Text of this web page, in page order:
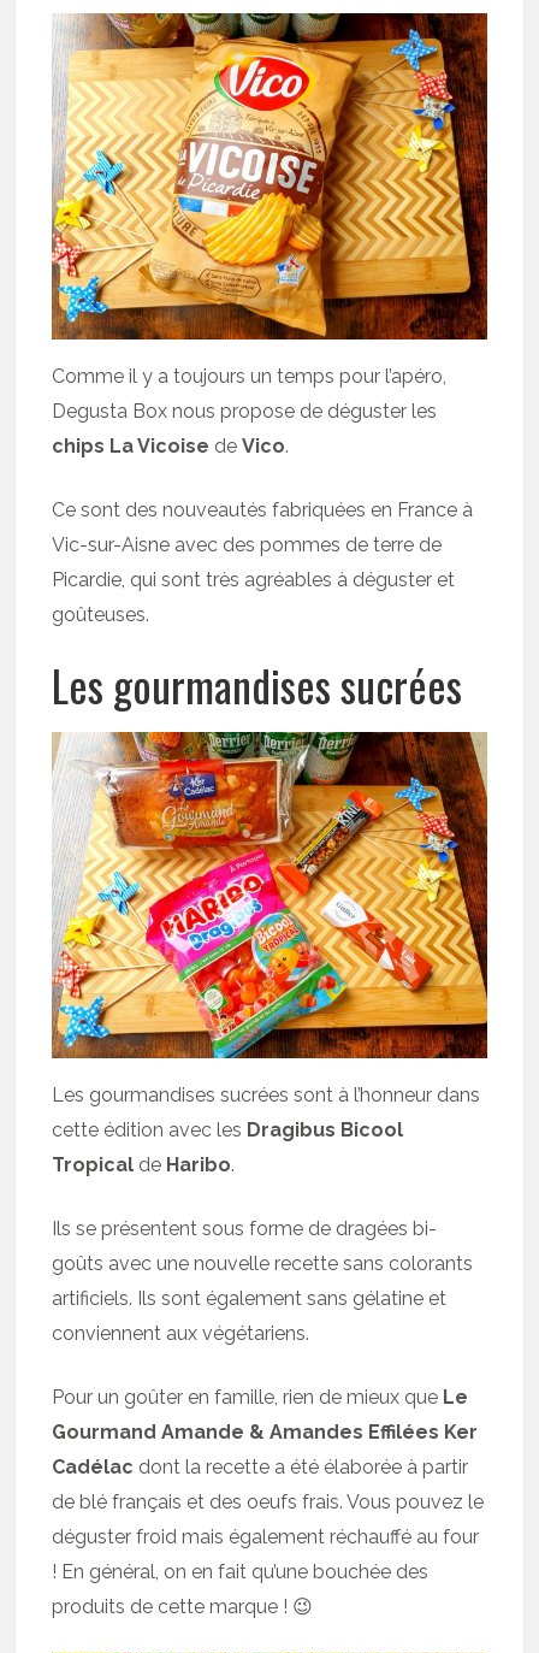
Comme il y a toujours un temps pour l’apéro,
Degusta Box nous propose de déguster les
chips La Vicoise deVico.
Ce sont des nouveautés fabriquées en France à
Vic-sur-Aisne avec des pommes de terre de
Picardie, qui sont très agréables à déguster et
goûteuses.
Les gourmandises sucrées
Les gourmandises sucrées sont à l’honneur dans
cette édition avec les Dragibus Bicool
Tropical de Haribo.
Ils se présentent sous forme de dragées bi-
goûts avec une nouvelle recette sans colorants
artificiels. Ils sont également sans gélatine et
conviennent aux végétariens.
Pour un goûter en famille, rien de mieux que Le
Gourmand Amande & Amandes Effilées Ker
Cadélac dont la recette a été élaborée à partir
de blé français et des oeufs frais. Vous pouvez le
déguster froid mais également réchauffé au four
! En général, on en fait qu’une bouchée des
produits de cette marque ! 😉